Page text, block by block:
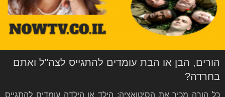
הורים, הבן או הבת עומדים להתגייס לצה"ל ואתם
בחרדה?
כל הורה מכיר את הסיטואציה: הילד או הילדה עומדים להתגייס